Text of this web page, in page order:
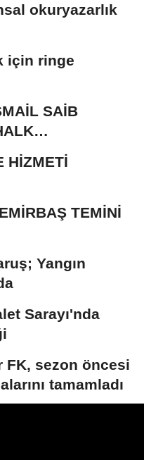
okuryazarlık
için ringe
SAİB
BAKIM VE
HİZMETİ
TEMİNİ
Yangın
Sarayı'nda
FK, sezon öncesi
tamamladı